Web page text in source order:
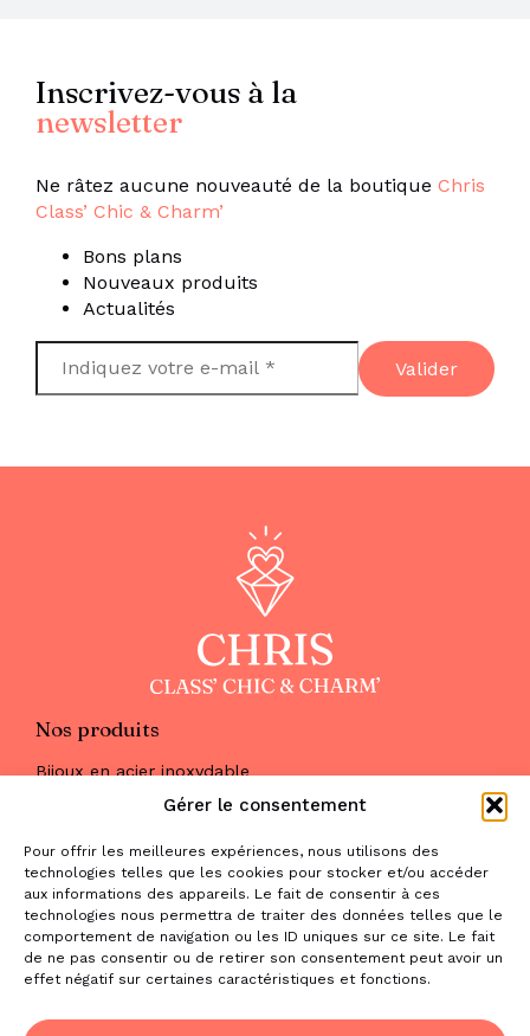
Gérer le consentement
Pour offrir les meilleures expériences, nous utilisons des
technologies telles que les cookies pour stocker et/ou accéder
aux informations des appareils. Le fait de consentir à ces
technologies nous permettra de traiter des données telles que le
comportement de navigation ou les ID uniques sur ce site. Le fait
de ne pas consentir ou de retirer son consentement peut avoir un
effet négatif sur certaines caractéristiques et fonctions.
Inscrivez-vous à la
newsletter
Ne râtez aucune nouveauté de la boutique Chris
Class’ Chic & Charm’
Bons plans
Nouveaux produits
Actualités
Nos produits
Bijoux en acier inoxydable
Maquillage
Parfums
Nous trouver
& nous contacter
2 place de la Liberté
31470 Saint-Lys
06 52 05 69 65